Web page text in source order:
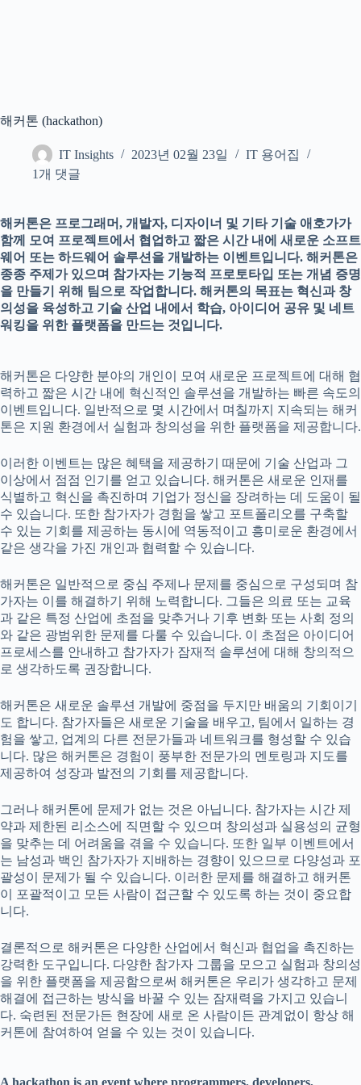
해커톤 (hackathon)
IT Insights 2023년 02월 23일
IT 용어집
1개 댓글
해커톤은 프로그래머, 개발자, 디자이너 및 기타 기술 애호가가
함께 모여 프로젝트에서 협업하고 짧은 시간 내에 새로운 소프트
웨어 또는 하드웨어 솔루션을 개발하는 이벤트입니다. 해커톤은
종종 주제가 있으며 참가자는 기능적 프로토타입 또는 개념 증명
을 만들기 위해 팀으로 작업합니다. 해커톤의 목표는 혁신과 창
의성을 육성하고 기술 산업 내에서 학습, 아이디어 공유 및 네트
워킹을 위한 플랫폼을 만드는 것입니다.
해커톤은 다양한 분야의 개인이 모여 새로운 프로젝트에 대해 협
력하고 짧은 시간 내에 혁신적인 솔루션을 개발하는 빠른 속도의
이벤트입니다. 일반적으로 몇 시간에서 며칠까지 지속되는 해커
톤은 지원 환경에서 실험과 창의성을 위한 플랫폼을 제공합니다.
이러한 이벤트는 많은 혜택을 제공하기 때문에 기술 산업과 그
이상에서 점점 인기를 얻고 있습니다. 해커톤은 새로운 인재를
식별하고 혁신을 촉진하며 기업가 정신을 장려하는 데 도움이 될
수 있습니다. 또한 참가자가 경험을 쌓고 포트폴리오를 구축할
수 있는 기회를 제공하는 동시에 역동적이고 흥미로운 환경에서
같은 생각을 가진 개인과 협력할 수 있습니다.
해커톤은 일반적으로 중심 주제나 문제를 중심으로 구성되며 참
가자는 이를 해결하기 위해 노력합니다. 그들은 의료 또는 교육
과 같은 특정 산업에 초점을 맞추거나 기후 변화 또는 사회 정의
와 같은 광범위한 문제를 다룰 수 있습니다. 이 초점은 아이디어
프로세스를 안내하고 참가자가 잠재적 솔루션에 대해 창의적으
로 생각하도록 권장합니다.
해커톤은 새로운 솔루션 개발에 중점을 두지만 배움의 기회이기
도 합니다. 참가자들은 새로운 기술을 배우고, 팀에서 일하는 경
험을 쌓고, 업계의 다른 전문가들과 네트워크를 형성할 수 있습
니다. 많은 해커톤은 경험이 풍부한 전문가의 멘토링과 지도를
제공하여 성장과 발전의 기회를 제공합니다.
그러나 해커톤에 문제가 없는 것은 아닙니다. 참가자는 시간 제
약과 제한된 리소스에 직면할 수 있으며 창의성과 실용성의 균형
을 맞추는 데 어려움을 겪을 수 있습니다. 또한 일부 이벤트에서
는 남성과 백인 참가자가 지배하는 경향이 있으므로 다양성과 포
괄성이 문제가 될 수 있습니다. 이러한 문제를 해결하고 해커톤
이 포괄적이고 모든 사람이 접근할 수 있도록 하는 것이 중요합
니다.
결론적으로 해커톤은 다양한 산업에서 혁신과 협업을 촉진하는
강력한 도구입니다. 다양한 참가자 그룹을 모으고 실험과 창의성
을 위한 플랫폼을 제공함으로써 해커톤은 우리가 생각하고 문제
해결에 접근하는 방식을 바꿀 수 있는 잠재력을 가지고 있습니
다. 숙련된 전문가든 현장에 새로 온 사람이든 관계없이 항상 해
커톤에 참여하여 얻을 수 있는 것이 있습니다.
A hackathon is an event where programmers, developers,